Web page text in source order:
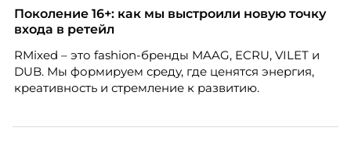
кадровых ошибок. В этой статье Марина Ускова,
руководитель отдела подбора персонала
рекрутинговой компании, разбирает самые
распространенные мифы о зумерах и объясняет,
почему устаревшие представления мешают
бизнесу находить и удерживать сильных
Поколение 16+: как мы выстроили новую точку
входа в ретейл
RMixed – это fashion-бренды MAAG, ECRU, VILET и
DUB. Мы формируем среду, где ценятся энергия,
креативность и стремление к развитию.